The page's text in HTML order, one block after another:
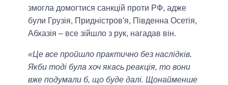
змогла домогтися санкцій проти РФ, адже
були Грузія, Придністров'я, Південна Осетія,
Абхазія – все зійшло з рук, нагадав він.
«Це все пройшло практично без наслідків.
Якби тоді була хоч якась реакція, то вони
вже подумали б, що буде далі. Щонайменше